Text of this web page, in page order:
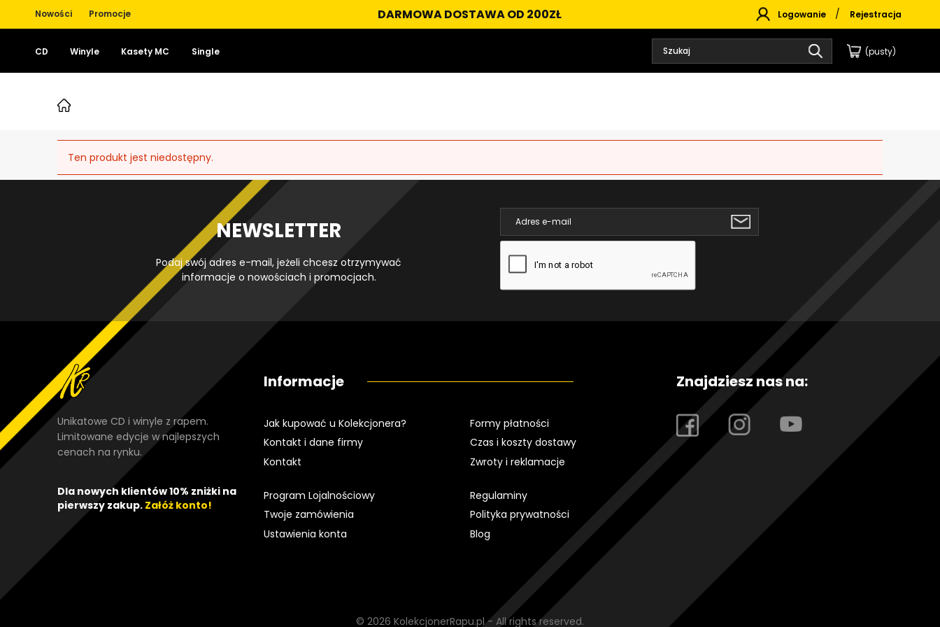
Nowości Promocje DARMOWA DOSTAWA OD 200ZŁ Logowanie Rejestracja
CD Winyle Kasety MC Single (pusty)
Ten produkt jest niedostępny.
NEWSLETTER
Podaj swój adres e-mail, jeżeli chcesz otrzymywać
informacje o nowościach i promocjach.
Unikatowe CD i winyle z rapem.
Limitowane edycje w najlepszych
cenach na rynku.
Dla nowych klientów 10% zniżki na
pierwszy zakup. Załóż konto!
Informacje
Jak kupować u Kolekcjonera?
Kontakt i dane firmy
Kontakt
Program Lojalnościowy
Twoje zamówienia
Ustawienia konta
Formy płatności
Czas i koszty dostawy
Zwroty i reklamacje
Regulaminy
Polityka prywatności
Blog
Znajdziesz nas na:
© 2026 KolekcjonerRapu.pl - All rights reserved.